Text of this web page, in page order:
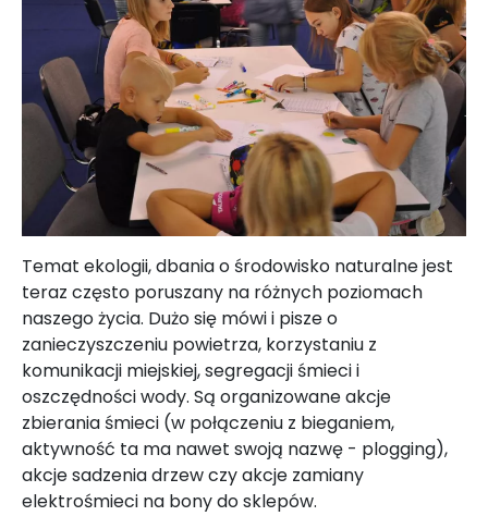
Temat ekologii, dbania o środowisko naturalne jest
teraz często poruszany na różnych poziomach
naszego życia. Dużo się mówi i pisze o
zanieczyszczeniu powietrza, korzystaniu z
komunikacji miejskiej, segregacji śmieci i
oszczędności wody. Są organizowane akcje
zbierania śmieci (w połączeniu z bieganiem,
aktywność ta ma nawet swoją nazwę - plogging),
akcje sadzenia drzew czy akcje zamiany
elektrośmieci na bony do sklepów.